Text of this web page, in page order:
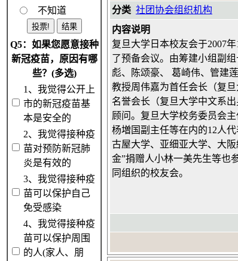
不知道
Q5：如果您愿意接种
新冠疫苗，原因有哪
些？(多选)
1、我觉得公开上
市的新冠疫苗基
本是安全的
2、我觉得接种疫
苗对预防新冠肺
炎是有效的
3、我觉得接种疫
苗可以保护自己
免受感染
4、我觉得接种疫
苗可以保护周围
的人(家人、朋
分类 社团协会组织机构
内容说明
复旦大学日本校友会于2007
了预备会议。由筹建小组副
彪、陈颂豪、 葛崎伟、管建
教授周伟嘉为首任会长（复
名誉会长（复旦大学中文系
顾问。复旦大学校务委员会
杨増国副主任等在内的12人
古屋大学、亚细亚大学、大
金”捐赠人小林一美先生等也
同组织的校友会。